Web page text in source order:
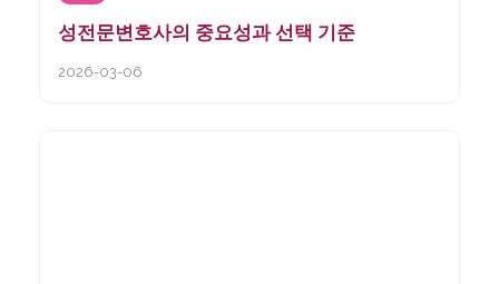
성전문변호사의 중요성과 선택 기준
2026-03-06